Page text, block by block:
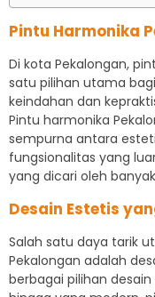
Pintu Harmonika
Di kota Pekalongan,
satu pilihan utama
keindahan dan
Pintu harmonika
sempurna antara
fungsionalitas yang
yang dicari oleh
Desain Estetis
Salah satu daya tarik
Pekalongan adalah
berbagai pilihan